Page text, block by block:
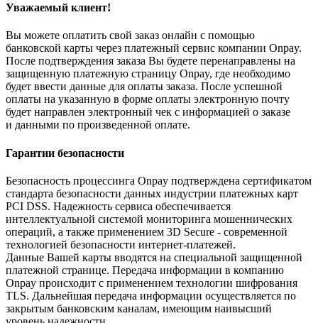
Уважаемый клиент!
Вы можете оплатить свой заказ онлайн с помощью
банковской карты через платежный сервис компании Onpay.
После подтверждения заказа Вы будете перенаправлены на
защищенную платежную страницу Onpay, где необходимо
будет ввести данные для оплаты заказа. После успешной
оплаты на указанную в форме оплаты электронную почту
будет направлен электронный чек с информацией о заказе
и данными по произведенной оплате.
Гарантии безопасности
Безопасность процессинга Onpay подтверждена сертификатом
стандарта безопасности данных индустрии платежных карт
PCI DSS. Надежность сервиса обеспечивается
интеллектуальной системой мониторинга мошеннических
операций, а также применением 3D Secure - современной
технологией безопасности интернет-платежей.
Данные Вашей карты вводятся на специальной защищенной
платежной странице. Передача информации в компанию
Onpay происходит с применением технологии шифрования
TLS. Дальнейшая передача информации осуществляется по
закрытым банковским каналам, имеющим наивысший